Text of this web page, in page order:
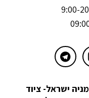
ישראל- ציוד